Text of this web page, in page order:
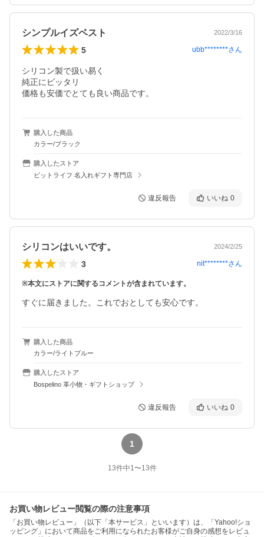
シンプルイズベスト 2022/3/16
5 ubb********さん
シリコン製で扱い易く
純正にピッタリ
購入した商品
カラー/ブラック
購入したストア
ピットライフ 名入れギフト専門店
違反報告 いいね 0
シリコンはいいです。 2024/2/25
3 nit********さん
※本文にストアに関するコメントが含まれています。
購入した商品
カラー/ライトブルー
購入したストア
Bospelino 革小物・ギフトショップ
違反報告 いいね 0
1
13件中1〜13件
お買い物レビュー閲覧の際の注意事項
「お買い物レビュー」（以下「本サービス」といいます）は、「Yahoo!ショ
ッピング」において商品をご利用になられたお客様がご自身の感想をレビュ